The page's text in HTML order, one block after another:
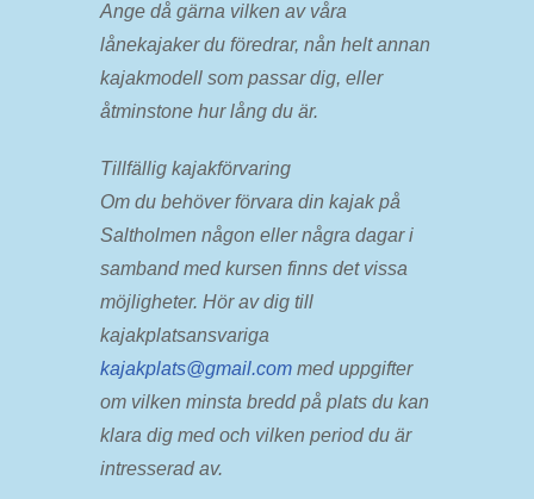
Ange då gärna vilken av våra
lånekajaker du föredrar, nån helt annan
kajakmodell som passar dig, eller
åtminstone hur lång du är.
Tillfällig kajakförvaring
Om du behöver förvara din kajak på
Saltholmen någon eller några dagar i
samband med kursen finns det vissa
möjligheter. Hör av dig till
kajakplatsansvariga
kajakplats@gmail.com med uppgifter
om vilken minsta bredd på plats du kan
klara dig med och vilken period du är
intresserad av.